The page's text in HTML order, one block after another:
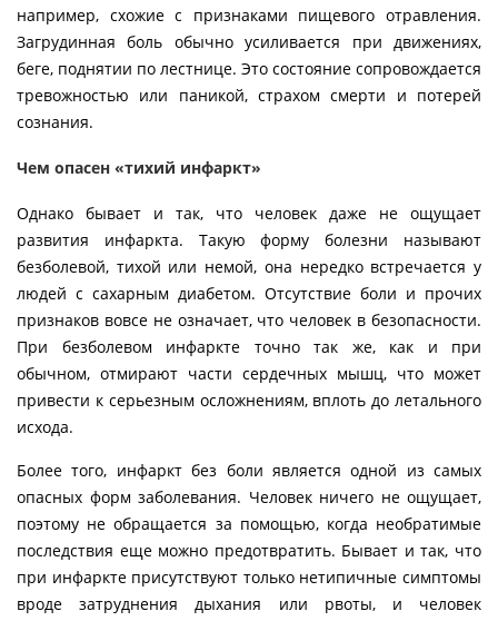
например, схожие с признаками пищевого отравления.
Загрудинная боль обычно усиливается при движениях,
беге, поднятии по лестнице. Это состояние сопровождается
тревожностью или паникой, страхом смерти и потерей
сознания.
Чем опасен «тихий инфаркт»
Однако бывает и так, что человек даже не ощущает
развития инфаркта. Такую форму болезни называют
безболевой, тихой или немой, она нередко встречается у
людей с сахарным диабетом. Отсутствие боли и прочих
признаков вовсе не означает, что человек в безопасности.
При безболевом инфаркте точно так же, как и при
обычном, отмирают части сердечных мышц, что может
привести к серьезным осложнениям, вплоть до летального
исхода.
Более того, инфаркт без боли является одной из самых
опасных форм заболевания. Человек ничего не ощущает,
поэтому не обращается за помощью, когда необратимые
последствия еще можно предотвратить. Бывает и так, что
при инфаркте присутствуют только нетипичные симптомы
вроде затруднения дыхания или рвоты, и человек